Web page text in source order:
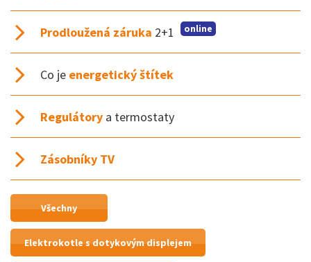
Prodloužená záruka 2+1 online
Co je energetický štítek
Regulátory a termostaty
Zásobníky TV
Všechny
Elektrokotle s dotykovým displejem